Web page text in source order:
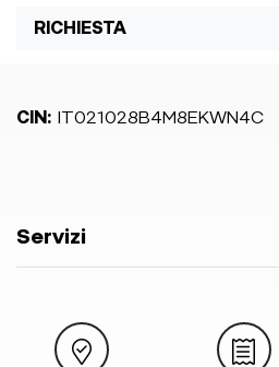
RICHIESTA
CIN: IT021028B4M8EKWN4C
Servizi